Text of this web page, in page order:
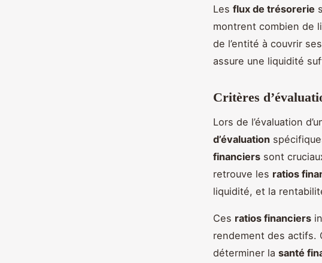
Les flux de trésorerie
montrent combien de
de l’entité à couvrir
assure une liquidité
Critères
Lors de l’évaluation
d’évaluation
financiers sont
retrouve les ratios
liquidité, et la
Ces ratios financiers
rendement des actifs.
déterminer la santé